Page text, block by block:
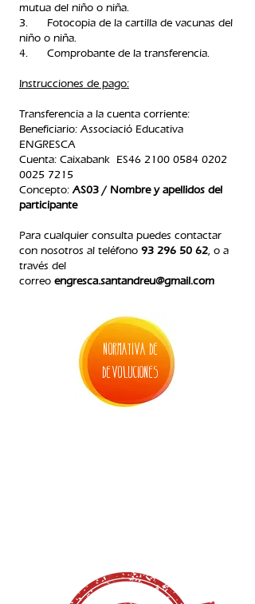
mutua del niño o niña.
3. Fotocopia de la cartilla de vacunas del
niño o niña.
4. Comprobante de la transferencia.​
Instrucciones de pago:
Transferencia a la cuenta corriente:
Beneficiario: Associació Educativa
ENGRESCA
Cuenta: Caixabank ES46 2100 0584 0202
0025 7215
Concepto:AS03 / Nombre y apellidos del
participante
Para cualquier consulta puedes contactar
con nosotros al teléfono 93 296 50 62, o a
través del
correo engresca.santandreu@gmail.com
normativa de
devoluciones